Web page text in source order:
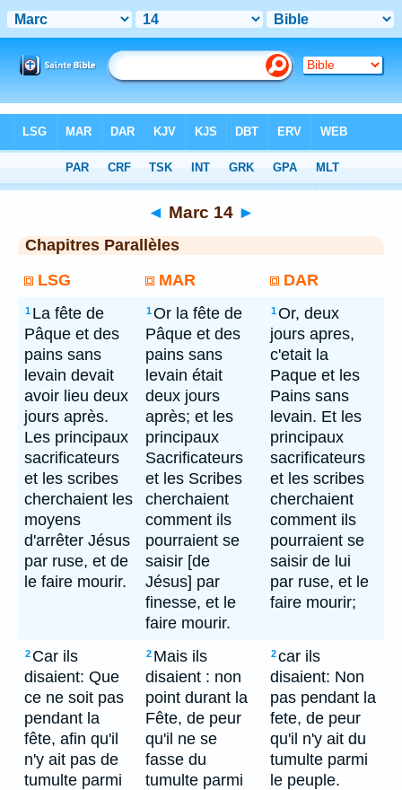
◄ Marc 14 ►
Chapitres Parallèles
LSG
MAR DAR
1 La fête de
Pâque et des
pains sans
levain devait
avoir lieu deux
jours après.
Les principaux
sacrificateurs
et les scribes
cherchaient les
moyens
d'arrêter Jésus
par ruse, et de
le faire mourir.
1Or la fête de
Pâque et des
pains sans
levain était
deux jours
après; et les
principaux
Sacrificateurs
et les Scribes
cherchaient
comment ils
pourraient se
saisir [de
Jésus] par
finesse, et le
faire mourir.
1Or, deux
jours apres,
c'etait la
Paque et les
Pains sans
levain. Et les
principaux
sacrificateurs
et les scribes
cherchaient
comment ils
pourraient se
saisir de lui
par ruse, et le
faire mourir;
2 Car ils
disaient: Que
ce ne soit pas
pendant la
fête, afin qu'il
n'y ait pas de
tumulte parmi
2 Mais ils
disaient : non
point durant la
Fête, de peur
qu'il ne se
fasse du
tumulte parmi
2car ils
disaient: Non
pas pendant la
fete, de peur
qu'il n'y ait du
tumulte parmi
le peuple.